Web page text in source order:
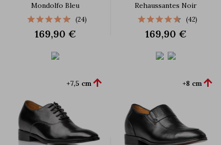
Mondolfo Bleu
(24)
169,90 €
Rehaussantes Noir
(42)
169,90 €
+7,5 cm  +8 cm 